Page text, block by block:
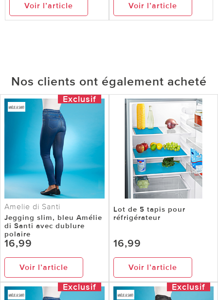
Voir l’article Voir l’article
Nos clients ont également acheté
Exclusif
Amelie di Santi
Jegging slim, bleu Amélie
di Santi avec dublure
polaire
16,99
Voir l’article
Lot de 5 tapis pour
réfrigérateur
16,99
Voir l’article
Exclusif Exclusif